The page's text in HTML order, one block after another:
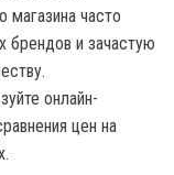
магазина часто
брендов и зачастую
онлайн-
цен на